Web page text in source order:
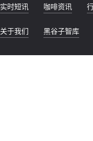
实时短讯 咖啡资讯
关于我们 黑谷子智库